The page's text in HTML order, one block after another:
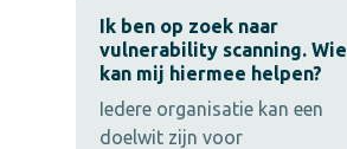
Ik ben op zoek naar
vulnerability scanning. Wie
kan mij hiermee helpen?
Iedere organisatie kan een
doelwit zijn voor